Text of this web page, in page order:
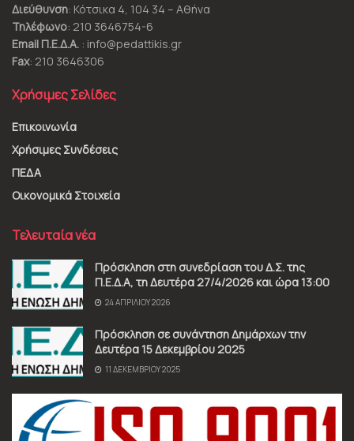
Διεύθυνση: Κότσικα 4, 104 34 – Αθήνα
Τηλέφωνο: 210 3646754-6
Email Π.Ε.Δ.Α. : info@pedattikis.gr
Fax: 210 3646306
Χρήσιμες Σελίδες
Επικοινωνία
Χρήσιμες Συνδέσεις
ΠΕΔΑ
Οικονομικά Στοιχεία
Τελευταία νέα
Πρόσκληση στη συνεδρίαση του Δ.Σ. της
Π.Ε.Δ.Α, τη Δευτέρα 27/4/2026 και ώρα 13:00
24 ΑΠΡΙΛΊΟΥ 2026
Πρόσκληση σε συνάντηση Δημάρχων την
Δευτέρα 15 Δεκεμβρίου 2025
11 ΔΕΚΕΜΒΡΊΟΥ 2025